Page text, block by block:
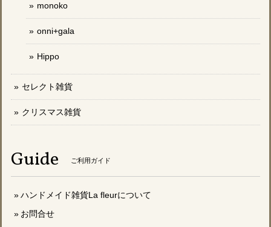
monoko
onni+gala
Hippo
セレクト雑貨
クリスマス雑貨
Guide ご利用ガイド
ハンドメイド雑貨La fleurについて
お問合せ